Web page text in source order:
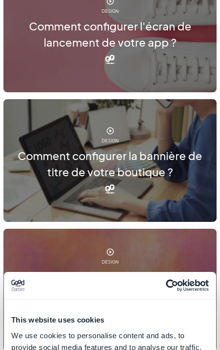
This website uses cookies
We use cookies to personalise content and ads, to
provide social media features and to analyse our traffic.
DESIGN
Comment configurer l'écran de
lancement de votre app ?
DESIGN
Comment configurer la bannière de
titre de votre boutique ?
DESIGN
Comment configurer le design
global de votre app de vente en